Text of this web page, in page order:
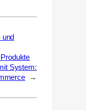
System:
→